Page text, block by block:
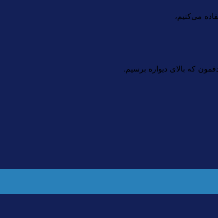
می‌کنیم،
که بالای دیواره برسیم.